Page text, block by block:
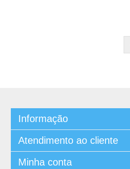
Informação
Atendimento ao cliente
Minha conta